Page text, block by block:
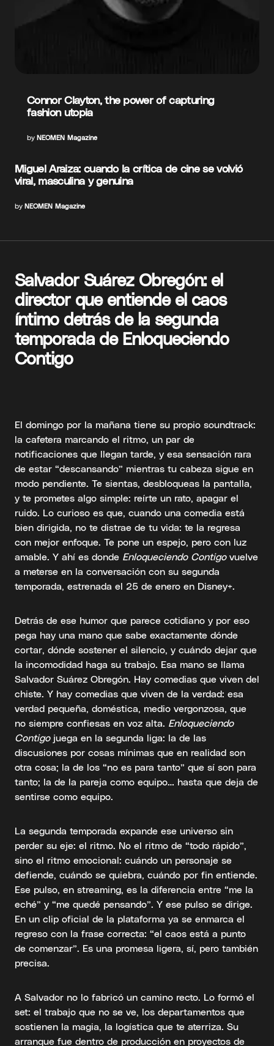
Connor Clayton, the power of capturing
fashion utopia
by NEOMEN Magazine
Miguel Araiza: cuando la crítica de cine se volvió
viral, masculina y genuina
by NEOMEN Magazine
Salvador Suárez Obregón: el
director que entiende el caos
íntimo detrás de la segunda
temporada de Enloqueciendo
Contigo
El domingo por la mañana tiene su propio soundtrack:
la cafetera marcando el ritmo, un par de
notificaciones que llegan tarde, y esa sensación rara
de estar “descansando” mientras tu cabeza sigue en
modo pendiente. Te sientas, desbloqueas la pantalla,
y te prometes algo simple: reírte un rato, apagar el
ruido. Lo curioso es que, cuando una comedia está
bien dirigida, no te distrae de tu vida: te la regresa
con mejor enfoque. Te pone un espejo, pero con luz
amable. Y ahí es donde Enloqueciendo Contigovuelve
a meterse en la conversación con su segunda
temporada, estrenada el 25 de enero en Disney+.
Detrás de ese humor que parece cotidiano y por eso
pega hay una mano que sabe exactamente dónde
cortar, dónde sostener el silencio, y cuándo dejar que
la incomodidad haga su trabajo. Esa mano se llama
Salvador Suárez Obregón. Hay comedias que viven del
chiste. Y hay comedias que viven de la verdad: esa
verdad pequeña, doméstica, medio vergonzosa, que
no siempre confiesas en voz alta. Enloqueciendo
Contigojuega en la segunda liga: la de las
discusiones por cosas mínimas que en realidad son
otra cosa; la de los “no es para tanto” que sí son para
tanto; la de la pareja como equipo… hasta que deja de
sentirse como equipo.
La segunda temporada expande ese universo sin
perder su eje: el ritmo. No el ritmo de “todo rápido”,
sino el ritmo emocional: cuándo un personaje se
defiende, cuándo se quiebra, cuándo por fin entiende.
Ese pulso, en streaming, es la diferencia entre “me la
eché” y “me quedé pensando”. Y ese pulso se dirige.
En un clip oficial de la plataforma ya se enmarca el
regreso con la frase correcta: “el caos está a punto
de comenzar”. Es una promesa ligera, sí, pero también
precisa.
A Salvador no lo fabricó un camino recto. Lo formó el
set: el trabajo que no se ve, los departamentos que
sostienen la magia, la logística que te aterriza. Su
arranque fue dentro de producción en proyectos de